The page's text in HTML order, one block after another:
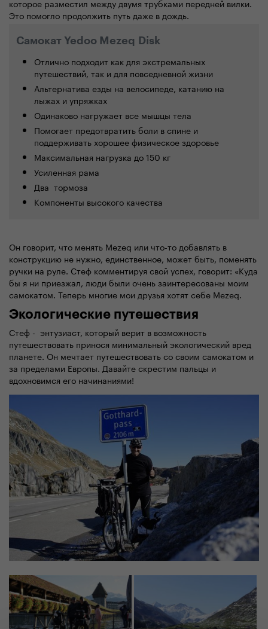
которое разместил между двумя трубками передней вилки.
Это помогло продолжить путь даже в дождь.
Самокат Yedoo Mezeq Disk
Отлично подходит как для экстремальных
путешествий, так и для повседневной жизни
Альтернатива езды на велосипеде, катанию на
лыжах и упряжках
Одинаково нагружает все мышцы тела
Помогает предотвратить боли в спине и
поддерживать хорошее физическое здоровье
Максимальная нагрузка до 150 кг
Усиленная рама
Два тормоза
Компоненты высокого качества
Он говорит, что менять Mezeq или что-то добавлять в
конструкцию не нужно, единственное, может быть, поменять
ручки на руле. Стеф комментируя свой успех, говорит: «Куда
бы я ни приезжал, люди были очень заинтересованы моим
самокатом. Теперь многие мои друзья хотят себе Mezeq.
Экологические путешествия
Стеф - энтузиаст, который верит в возможность
путешествовать принося минимальный экологический вред
планете. Он мечтает путешествовать со своим самокатом и
за пределами Европы. Давайте скрестим пальцы и
вдохновимся его начинаниями!